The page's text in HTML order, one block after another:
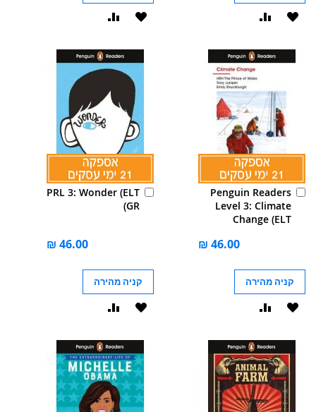
הוסף
WISHLIST
הוסף
הוסף
WISHLIST
הוסף
Penguin Readers
Level 3: Climate
Change (ELT
Abridged Edition
הוסף
לסל
קניה מהירה
הוסף
WISHLIST
הוסף
PRL 3: Wonder (ELT
GR)
הוסף
לסל
קניה מהירה
הוסף
WISHLIST
הוסף